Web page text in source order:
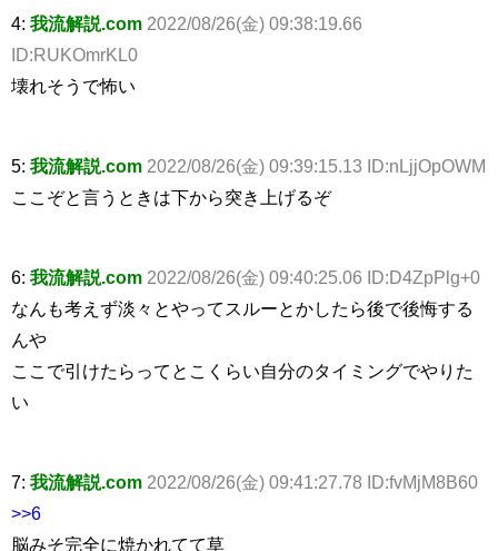
4: 我流解説.com 2022/08/26(金) 09:38:19.66
ID:RUKOmrKL0
壊れそうで怖い
5: 我流解説.com 2022/08/26(金) 09:39:15.13 ID:nLjjOpOWM
ここぞと言うときは下から突き上げるぞ
6: 我流解説.com 2022/08/26(金) 09:40:25.06 ID:D4ZpPlg+0
なんも考えず淡々とやってスルーとかしたら後で後悔する
んや
ここで引けたらってとこくらい自分のタイミングでやりた
い
7: 我流解説.com 2022/08/26(金) 09:41:27.78 ID:fvMjM8B60
>>6
脳みそ完全に焼かれてて草